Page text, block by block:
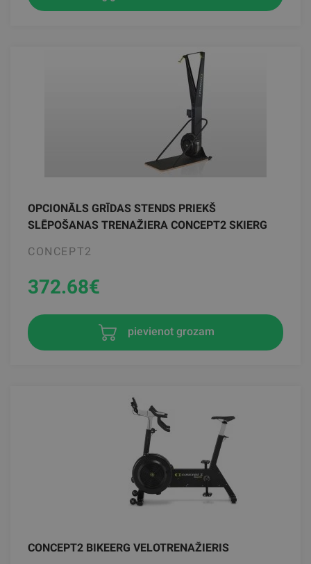
OPCIONĀLS GRĪDAS STENDS PRIEKŠ
SLĒPOŠANAS TRENAŽIERA CONCEPT2 SKIERG
CONCEPT2
372.68€
pievienot grozam
CONCEPT2 BIKEERG VELOTRENAŽIERIS